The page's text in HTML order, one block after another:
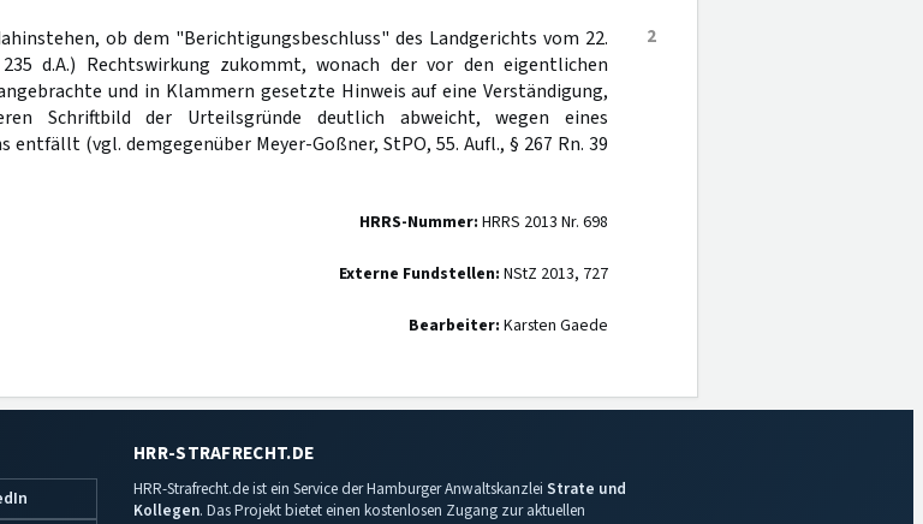
2
ob dem "Berichtigungsbeschluss" des Landgerichts vom 22.
d.A.) Rechtswirkung zukommt, wonach der vor den eigentlichen
und in Klammern gesetzte Hinweis auf eine Verständigung,
Schriftbild der Urteilsgründe deutlich abweicht, wegen eines
entfällt (vgl. demgegenüber Meyer-Goßner, StPO, 55. Aufl., § 267 Rn. 39
HRRS-Nummer: HRRS 2013 Nr. 698
Externe Fundstellen: NStZ 2013, 727
Bearbeiter: Karsten Gaede
HRR-STRAFRECHT.DE
HRR-Strafrecht.de ist ein Service der Hamburger Anwaltskanzlei Strate und
Kollegen. Das Projekt bietet einen kostenlosen Zugang zur aktuellen